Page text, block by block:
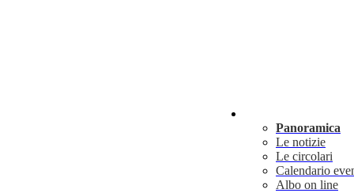
Panoramica
Le notizie
Le circolari
Calendario
Albo on line